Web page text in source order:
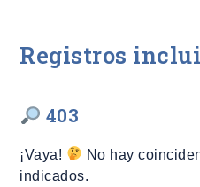
Registros
403
¡Vaya!
No hay
indicados.